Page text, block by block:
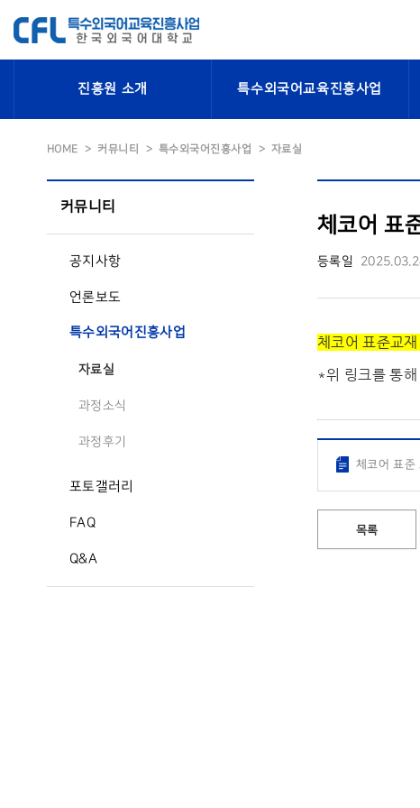
진흥원 소개 특수외국어교육진흥사업
HOME 커뮤니티 특수외국어진흥사업 자료실
커뮤니티
공지사항
언론보도
특수외국어진흥사업
자료실
과정소식
과정후기
포토갤러리
FAQ
Q&A
체코어 표
등록일
체코어 표준교
*위 링크를 통해
체코어 표
목록